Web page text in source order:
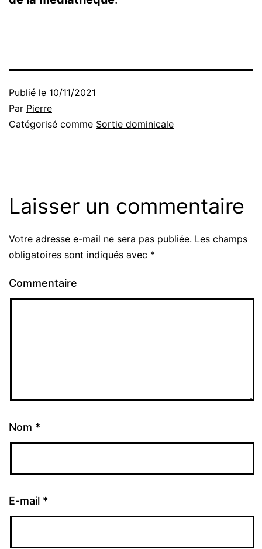
Publié le 10/11/2021
Par Pierre
Catégorisé comme Sortie dominicale
Laisser un commentaire
Votre adresse e-mail ne sera pas publiée. Les champs
obligatoires sont indiqués avec *
Commentaire
Nom *
E-mail *